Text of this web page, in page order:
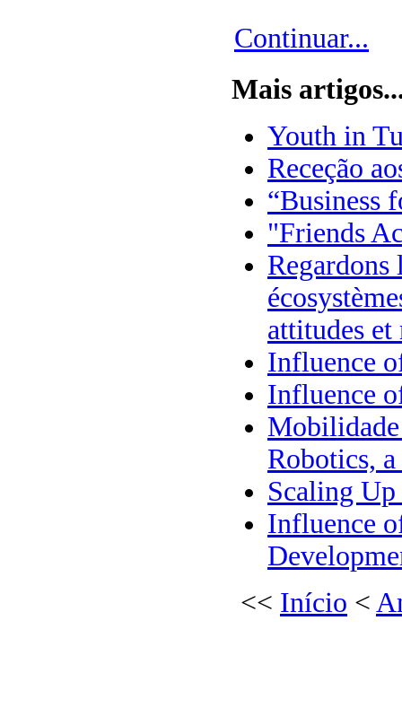
Continuar...
Mais
Youth in
Receção
“Business
"Friends
Regardons
attitudes
Influence
Influence
Robotics,
Scaling
Influence
<< Início <